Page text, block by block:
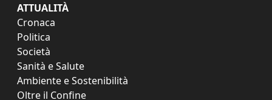
ATTUALITÀ
Cronaca
Politica
Società
Sanità e Salute
Ambiente e Sostenibilità
Oltre il Confine